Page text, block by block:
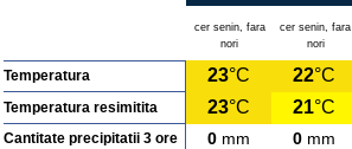
cer senin, fara
nori
cer senin, fara
nori
Temperatura 23°C 22°C
Temperatura resimitita 23°C 21°C
Cantitate precipitatii 3 ore 0 mm 0 mm